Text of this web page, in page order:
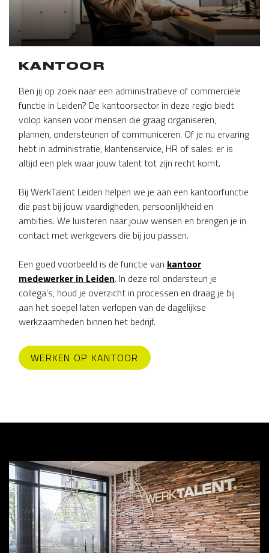
KANTOOR
Ben jij op zoek naar een administratieve of commerciële
functie in Leiden? De kantoorsector in deze regio biedt
volop kansen voor mensen die graag organiseren,
plannen, ondersteunen of communiceren. Of je nu ervaring
hebt in administratie, klantenservice, HR of sales: er is
altijd een plek waar jouw talent tot zijn recht komt.
Bij WerkTalent Leiden helpen we je aan een kantoorfunctie
die past bij jouw vaardigheden, persoonlijkheid en
ambities. We luisteren naar jouw wensen en brengen je in
contact met werkgevers die bij jou passen.
Een goed voorbeeld is de functie van kantoor
medewerker in Leiden. In deze rol ondersteun je
collega’s, houd je overzicht in processen en draag je bij
aan het soepel laten verlopen van de dagelijkse
werkzaamheden binnen het bedrijf.
WERKEN OP KANTOOR